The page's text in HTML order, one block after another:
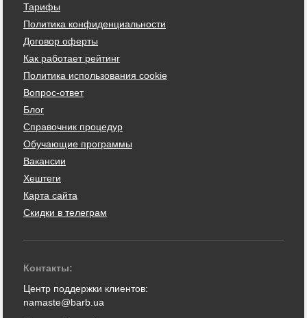
Тарифы
Политика конфиденциальности
Договор оферты
Как работает рейтинг
Политика использования cookie
Вопрос-ответ
Блог
Справочник процедур
Обучающие программы
Вакансии
Хештеги
Карта сайта
Скидки в телеграм
Контакты:
Центр поддержки клиентов:
namaste@barb.ua